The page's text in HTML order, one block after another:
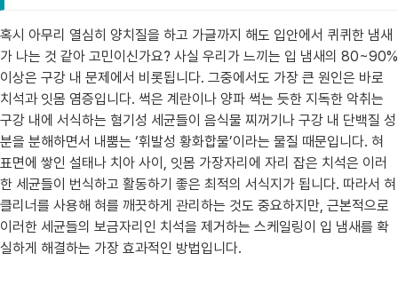
혹시 아무리 열심히 양치질을 하고 가글까지 해도 입안에서 퀴퀴한 냄새
가 나는 것 같아 고민이신가요? 사실 우리가 느끼는 입 냄새의 80~90%
이상은 구강 내 문제에서 비롯됩니다. 그중에서도 가장 큰 원인은 바로
치석과 잇몸 염증입니다. 썩은 계란이나 양파 썩는 듯한 지독한 악취는
구강 내에 서식하는 혐기성 세균들이 음식물 찌꺼기나 구강 내 단백질 성
분을 분해하면서 내뿜는 ‘휘발성 황화합물’이라는 물질 때문입니다. 혀
표면에 쌓인 설태나 치아 사이, 잇몸 가장자리에 자리 잡은 치석은 이러
한 세균들이 번식하고 활동하기 좋은 최적의 서식지가 됩니다. 따라서 혀
클리너를 사용해 혀를 깨끗하게 관리하는 것도 중요하지만, 근본적으로
이러한 세균들의 보금자리인 치석을 제거하는 스케일링이 입 냄새를 확
실하게 해결하는 가장 효과적인 방법입니다.